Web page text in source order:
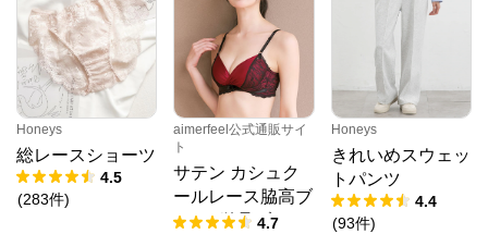
Honeys
総レースショーツ
4.5
(283件)
aimerfeel公式通販サイ
ト
サテン カシュク
ールレース脇高ブ
ラ(R) 単品ブラジ
4.7
Honeys
きれいめスウェッ
トパンツ
4.4
(93件)
https://onlinestore.pandm.co.jp/shop/